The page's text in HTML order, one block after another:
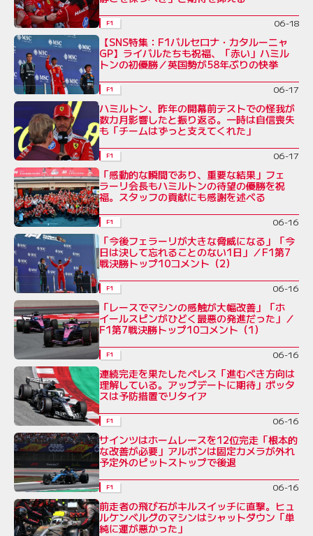
F1 06-18
【SNS特集：F1バルセロナ・カタルーニャ
GP】ライバルたちも祝福、「赤い」ハミル
トンの初優勝／英国勢が58年ぶりの快挙
F1 06-17
ハミルトン、昨年の開幕前テストでの怪我が
数カ月影響したと振り返る。一時は自信喪失
も「チームはずっと支えてくれた」
F1 06-17
「感動的な瞬間であり、重要な結果」フェ
ラーリ会長もハミルトンの待望の優勝を祝
福。スタッフの貢献にも感謝を述べる
F1 06-16
「今後フェラーリが大きな脅威になる」「今
日は決して忘れることのない1日」／F1第7
戦決勝トップ10コメント（2）
F1 06-16
「レースでマシンの感触が大幅改善」「ホ
イールスピンがひどく最悪の発進だった」／
F1第7戦決勝トップ10コメント（1）
F1 06-16
連続完走を果たしたペレス「進むべき方向は
理解している。アップデートに期待」ボッタ
スは予防措置でリタイア
F1 06-16
サインツはホームレースを12位完走「根本的
な改善が必要」アルボンは固定カメラが外れ
予定外のピットストップで後退
F1 06-16
前走者の飛び石がキルスイッチに直撃。ヒュ
ルケンベルグのマシンはシャットダウン「単
純に運が悪かった」